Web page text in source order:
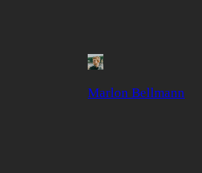
Marlon Bellmann